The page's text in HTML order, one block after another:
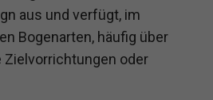
aus und verfügt, im
Bogenarten, häufig über
oder